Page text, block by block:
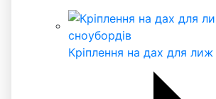
Кріплення на дах для